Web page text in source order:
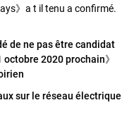
》a t il tenu a confirmé.
de ne pas être candidat
2020 prochain》
sur le réseau électrique